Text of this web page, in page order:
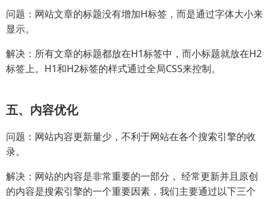
问题：网站文章的标题没有增加H标签，而是通过字体大小来
显示。
解决：所有文章的标题都放在H1标签中，而小标题就放在H2
标签上。H1和H2标签的样式通过全局CSS来控制。
五、内容优化
问题：网站内容更新量少，不利于网站在各个搜索引擎的收
录。
解决：网站的内容是非常重要的一部分， 经常更新并且原创
的内容是搜索引擎的一个重要因素，我们主要通过以下三个